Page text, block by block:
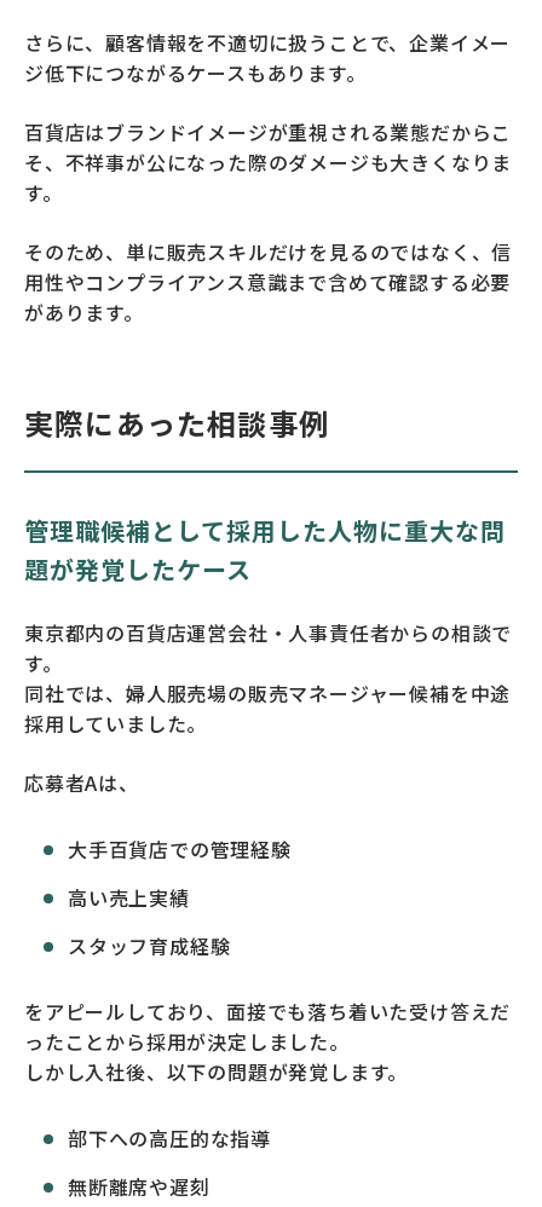
さらに、顧客情報を不適切に扱うことで、企業イメー
ジ低下につながるケースもあります。
百貨店はブランドイメージが重視される業態だからこ
そ、不祥事が公になった際のダメージも大きくなりま
す。
そのため、単に販売スキルだけを見るのではなく、信
用性やコンプライアンス意識まで含めて確認する必要
があります。
実際にあった相談事例
管理職候補として採用した人物に重大な問
題が発覚したケース
東京都内の百貨店運営会社・人事責任者からの相談で
す。
同社では、婦人服売場の販売マネージャー候補を中途
採用していました。
応募者Aは、
大手百貨店での管理経験
高い売上実績
スタッフ育成経験
をアピールしており、面接でも落ち着いた受け答えだ
ったことから採用が決定しました。
しかし入社後、以下の問題が発覚します。
部下への高圧的な指導
無断離席や遅刻